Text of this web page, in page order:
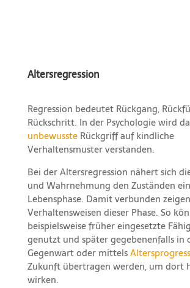
Altersregression
Regression bedeutet Rückgang,
Rückschritt. In der Psychologie wird
unbewussteRückgriff auf kindliche
Verhaltensmuster verstanden.
Bei der Altersregression nähert sich
und Wahrnehmung den Zuständen
Lebensphase. Damit verbunden
Verhaltensweisen dieser Phase. So
beispielsweise früher eingesetzte
genutzt und später gegebenenfalls in
Gegenwart oder mittels
Zukunft übertragen werden, um dort
wirken.